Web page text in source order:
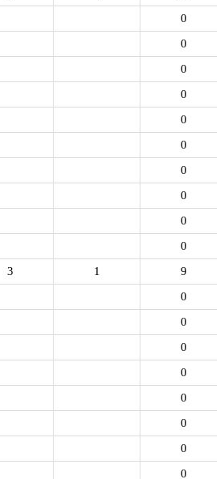
0
0
0
0
0
0
0
0
0
0
3 1 9
0
0
0
0
0
0
0
0